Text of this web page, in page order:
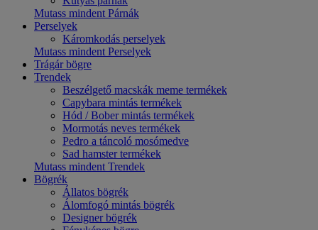
Mutass mindent Párnák
Perselyek
Káromkodás perselyek
Mutass mindent Perselyek
Trágár bögre
Trendek
Beszélgető macskák meme termékek
Capybara mintás termékek
Hód / Bober mintás termékek
Mormotás neves termékek
Pedro a táncoló mosómedve
Sad hamster termékek
Mutass mindent Trendek
Bögrék
Állatos bögrék
Álomfogó mintás bögrék
Designer bögrék